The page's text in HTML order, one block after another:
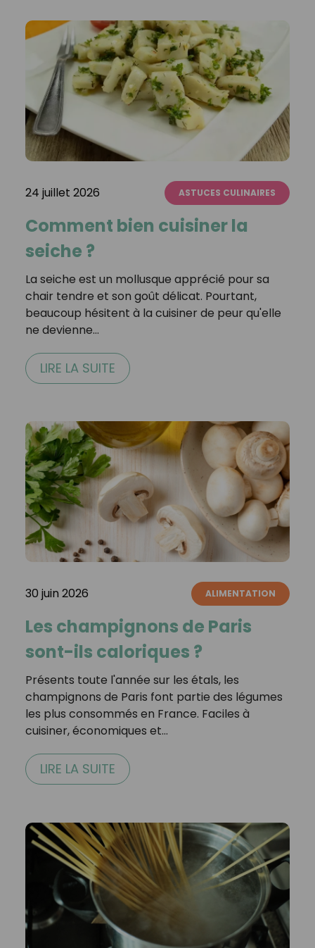
24 juillet 2026 ASTUCES CULINAIRES
Comment bien cuisiner la
seiche ?
La seiche est un mollusque apprécié pour sa
chair tendre et son goût délicat. Pourtant,
beaucoup hésitent à la cuisiner de peur qu'elle
ne devienne…
LIRE LA SUITE
30 juin 2026 ALIMENTATION
Les champignons de Paris
sont-ils caloriques ?
Présents toute l'année sur les étals, les
champignons de Paris font partie des légumes
les plus consommés en France. Faciles à
cuisiner, économiques et…
LIRE LA SUITE